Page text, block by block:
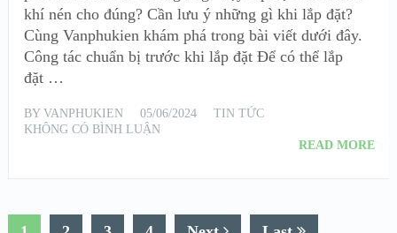
khí nén cho đúng? Cần lưu ý những gì khi lắp đặt?
Cùng Vanphukien khám phá trong bài viết dưới đây.
Công tác chuẩn bị trước khi lắp đặt Để có thể lắp
đặt …
BY VANPHUKIEN 05/06/2024
TIN TỨC
KHÔNG CÓ BÌNH LUẬN
READ MORE